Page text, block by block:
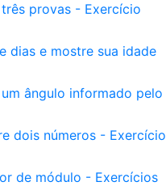
provas - Exercício
dias e mostre sua idade
ângulo informado pelo
dois números - Exercício
de módulo - Exercícios